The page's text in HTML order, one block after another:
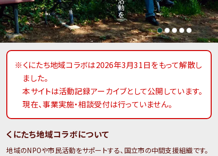
※くにたち地域コラボは2026年3月31日をもって解散し
ました。
本サイトは活動記録アーカイブとして公開しています。
現在、事業実施・相談受付は行っていません。
くにたち地域コラボについて
地域のNPOや市民活動をサポートする、国立市の中間支援組織です。